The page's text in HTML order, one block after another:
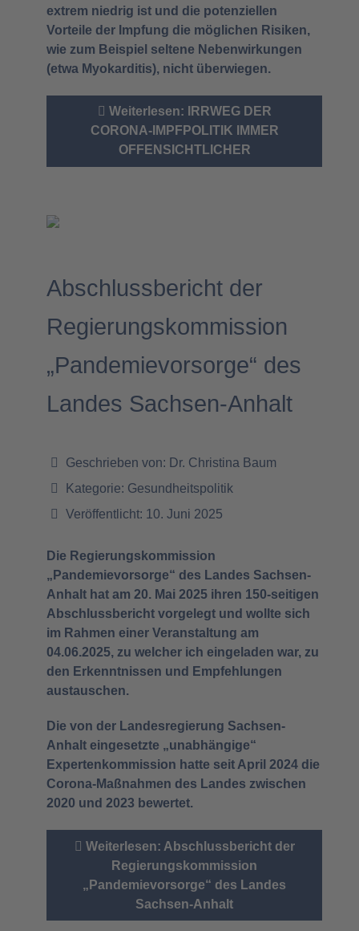
extrem niedrig ist und die potenziellen
Vorteile der Impfung die möglichen Risiken,
wie zum Beispiel seltene Nebenwirkungen
(etwa Myokarditis), nicht überwiegen.
Weiterlesen: IRRWEG DER
CORONA-IMPFPOLITIK IMMER
OFFENSICHTLICHER
Abschlussbericht der
Regierungskommission
„Pandemievorsorge“ des
Landes Sachsen-Anhalt
Geschrieben von: Dr. Christina Baum
Kategorie: Gesundheitspolitik
Veröffentlicht: 10. Juni 2025
Die Regierungskommission
„Pandemievorsorge“ des Landes Sachsen-
Anhalt hat am 20. Mai 2025 ihren 150-seitigen
Abschlussbericht vorgelegt und wollte sich
im Rahmen einer Veranstaltung am
04.06.2025, zu welcher ich eingeladen war, zu
den Erkenntnissen und Empfehlungen
austauschen.
Die von der Landesregierung Sachsen-
Anhalt eingesetzte „unabhängige“
Expertenkommission hatte seit April 2024 die
Corona-Maßnahmen des Landes zwischen
2020 und 2023 bewertet.
Weiterlesen: Abschlussbericht der
Regierungskommission
„Pandemievorsorge“ des Landes
Sachsen-Anhalt